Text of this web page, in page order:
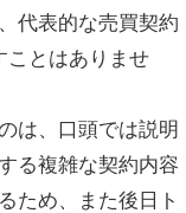
代表的な売買契約
ことはありませ
は、口頭では説明
る複雑な契約内容
ため、また後日ト